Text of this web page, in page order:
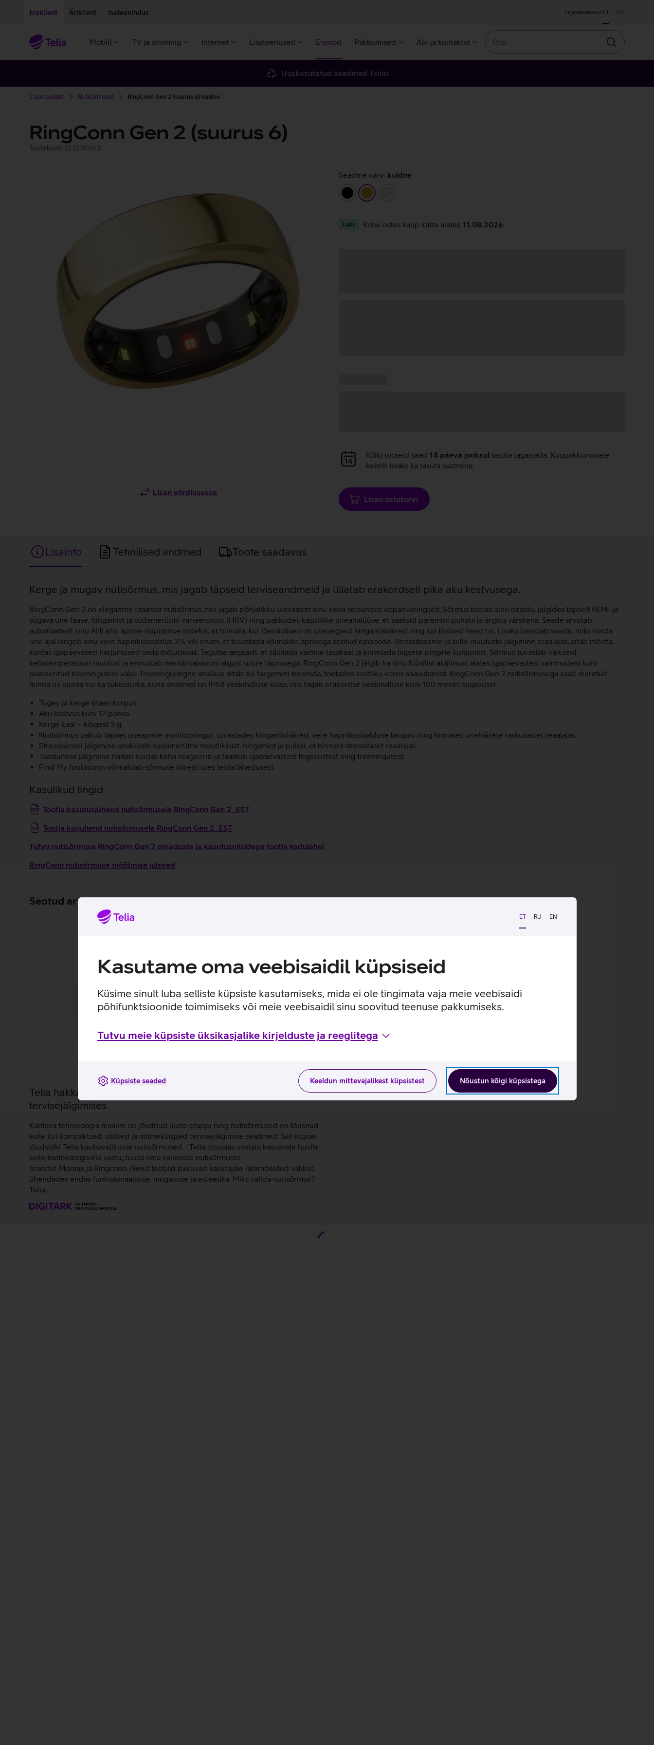
ET RU EN
Kasutame oma veebisaidil küpsiseid
Küsime sinult luba selliste küpsiste kasutamiseks, mida ei ole tingimata vaja meie veebisaidi
põhifunktsioonide toimimiseks või meie veebisaidil sinu soovitud teenuse pakkumiseks.
Tutvu meie küpsiste üksikasjalike kirjelduste ja reeglitega
Nõustun kõigi küpsistega
Keeldun mittevajalikest küpsistest
Küpsiste seaded
Eraklient Äriklient Iseteenindus LigipääsetavusET RU
Mobiil TV ja striiming Internet Lisateenused E-pood Pakkumised Abi ja kontaktid
Otsin
Uuskasutatud seadmed Telias
E-poe avaleht Nutisõrmused RingConn Gen 2 (suurus 6) kuldne
RingConn Gen 2 (suurus 6)
Tootekood: 123030603
Lisan võrdlusesse
Seadme värv: kuldne
must
kuldnehõbedane
Laos Kohe ostes kaup kätte alates 11.08.2026
Andmete
laadimine
Kõiki tooteid saad 14 päeva jooksul tasuta tagastada. Kuupakkumistele
kehtib lisaks ka tasuta saatmine.
Lisan ostukorvi
Lisainfo Tehnilised andmed Toote saadavus
Lisainfo
Kerge ja mugav nutisõrmus, mis jagab täpseid terviseandmeid ja üllatab erakordselt pika aku kestvusega.
RingConn Gen 2 on elegantne titaanist nutisõrmus, mis jagab põhjalikku ülevaadet sinu keha seisundist ööpäevaringselt. Sõrmus toetab sinu heaolu, jälgides täpselt REM- ja
sügava une faase, hingamist ja südamerütmi varieeruvust (HRV) ning pakkudes kasulikke uneanalüüse, et saaksid paremini puhata ja ärgata värskena. Seade arvutab
automaatselt sinu AHI ehk apnoe-hüpopnoe indeksi, et hinnata, kui tõenäolised on uneaegsed hingamishäired ning kui tõsised need on. Lisaks loendab seade, mitu korda
une ajal langeb sinu vere hapnikusisaldus 3% või enam, et tuvastada võimalike apnoega seotud episoode. Stressitaseme ja selle muutuste jälgimine reaalajas, aitab mõista,
kuidas igapäevased harjumused seda mõjutavad. Tegutse aegsasti, et säilitada vaimne tasakaal ja ennetada liigsete pingete kuhjumist. Sõrmus tuvastab väikseid
kehatemperatuuri muutusi ja ennustab menstruatsiooni algust suure täpsusega. RingConn Gen 2 jälgib ka sinu füüsilist aktiivsust alates igapäevastest sammudest kuni
planeeritud treeninguteni välja. Treeningujärgne analüüs aitab sul targemini treenida, toetades kestliku vormi saavutamist. RingConn Gen 2 nutisõrmusega saad muretult
minna nii ujuma kui ka sukelduma, kuna seadmel on IP68 veekindluse klass, mis tagab erakordse veekindluse kuni 100 meetri sügavusel.
Tugev ja kerge titaan korpus.
Aku kestvus kuni 12 päeva.
Kerge kaal – kõigest 3 g.
Nutisõrmus pakub täpset uneapnoe monitooringut, tuvastades hingamishäired, vere hapnikusisalduse langusi ning hinnates unehäirete raskusastet reaalajas.
Stressiskoori jälgimine analüüsib südamerütmi muutlikkust, hingamist ja pulssi, et hinnata stressitaset reaalajas.
Taastumise jälgimine näitab kuidas keha reageerib ja taastub igapäevastest tegevustest ning treeningutest.
Find My funktsioon võimaldab sõrmuse kiiresti üles leida lähedusest.
Kasulikud lingid
Tootja kasutusjuhend nutisõrmusele RingConn Gen 2_EST
Tootja kiirjuhend nutisõrmusele RingConn Gen 2_EST
Tutvu nutisõrmuse RingConn Gen 2 omaduste ja kasutusviisidega tootja kodulehel
RingConn nutisõrmuse mõõtmise juhised
Seotud artiklid ja videod
Telia hakkas Eestis nutisõrmuseid müüma: uus tase
tervisejälgimises
Kantava tehnoloogia maailm on jõudnud uude etappi ning nutisõrmused on tõusnud
esile kui kompaktsed, stiilsed ja mitmekülgsed tervisejälgimise seadmed. Sel sügisel
jõudsidki Telia kaubavalikusse nutisõrmused. Telia otsustas vastata kasvavale huvile
selle tootekategooria vastu, tuues oma valikusse nutisõrmuste
brändid Momax ja Ringconn. Need tootjad pakuvad kasutajale läbimõeldud valikut,
ühendades endas funktsionaalsuse, mugavuse ja esteetika. Miks valida nutisõrmus?
Telia…